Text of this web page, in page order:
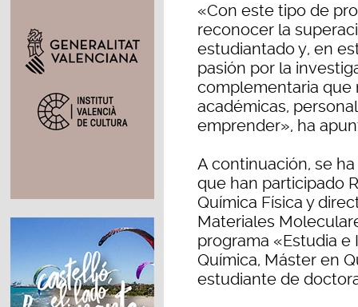
«Con este tipo de
reconocer la
estudiantado y, en
pasión por la
complementaria que
académicas,
emprender», ha
A continuación, se
que han participado
Química Física y
Materiales
programa «Estudia e
Química, Máster en
estudiante de